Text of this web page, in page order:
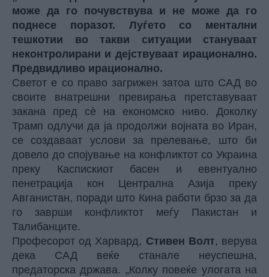
може да го почувствува и не може да го
поднесе поразот. Луѓето со ментални
тешкотии во такви ситуации стануваат
неконтролирани и дејствуваат ирационално.
Предвидливо ирационално.
Светот е со право загрижен затоа што САД во
своите внатрешни превирања претставуваат
закана пред сè на економско ниво. Доколку
Трамп одлучи да ја продолжи војната во Иран,
се создаваат услови за прелевање, што би
довело до спојување на конфликтот со Украина
преку Каспискиот басен и евентуално
пенетрација кон Централна Азија преку
Авганистан, поради што Кина работи брзо за да
го заврши конфликтот меѓу Пакистан и
Талибанците.
Професорот од Харвард, Стивен Волт, верува
дека САД веќе станале неуспешна,
предаторска држава. „Колку повеќе улогата на